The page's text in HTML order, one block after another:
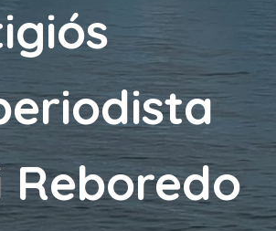
Reboredo